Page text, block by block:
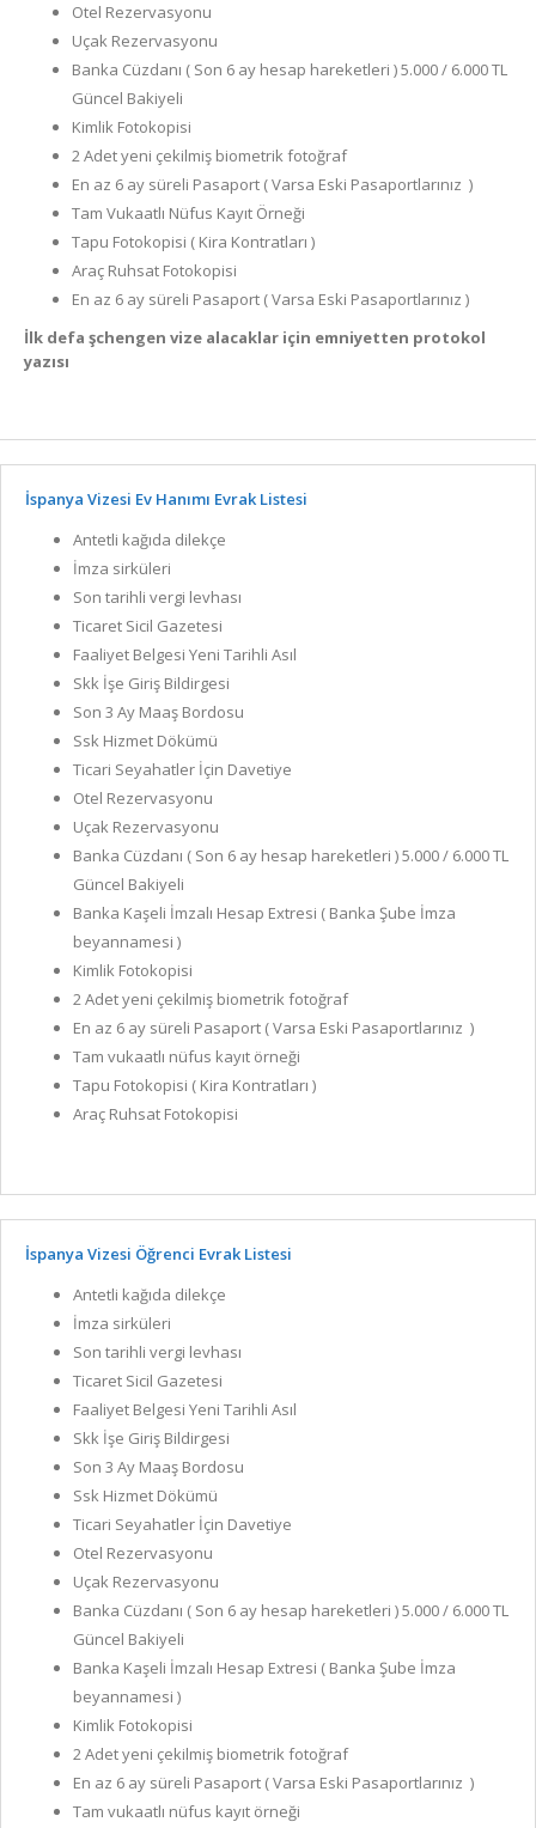
Otel Rezervasyonu
Uçak Rezervasyonu
Banka Cüzdanı ( Son 6 ay hesap hareketleri ) 5.000 / 6.000 TL
Güncel Bakiyeli
Kimlik Fotokopisi
2 Adet yeni çekilmiş biometrik fotoğraf
En az 6 ay süreli Pasaport ( Varsa Eski Pasaportlarınız )
Tam Vukaatlı Nüfus Kayıt Örneği
Tapu Fotokopisi ( Kira Kontratları )
Araç Ruhsat Fotokopisi
En az 6 ay süreli Pasaport ( Varsa Eski Pasaportlarınız )
İlk defa şchengen vize alacaklar için emniyetten protokol
yazısı
İspanya Vizesi Ev Hanımı Evrak Listesi
Antetli kağıda dilekçe
İmza sirküleri
Son tarihli vergi levhası
Ticaret Sicil Gazetesi
Faaliyet Belgesi Yeni Tarihli Asıl
Skk İşe Giriş Bildirgesi
Son 3 Ay Maaş Bordosu
Ssk Hizmet Dökümü
Ticari Seyahatler İçin Davetiye
Otel Rezervasyonu
Uçak Rezervasyonu
Banka Cüzdanı ( Son 6 ay hesap hareketleri ) 5.000 / 6.000 TL
Güncel Bakiyeli
Banka Kaşeli İmzalı Hesap Extresi ( Banka Şube İmza
beyannamesi )
Kimlik Fotokopisi
2 Adet yeni çekilmiş biometrik fotoğraf
En az 6 ay süreli Pasaport ( Varsa Eski Pasaportlarınız )
Tam vukaatlı nüfus kayıt örneği
Tapu Fotokopisi ( Kira Kontratları )
Araç Ruhsat Fotokopisi
İspanya Vizesi Öğrenci Evrak Listesi
Antetli kağıda dilekçe
İmza sirküleri
Son tarihli vergi levhası
Ticaret Sicil Gazetesi
Faaliyet Belgesi Yeni Tarihli Asıl
Skk İşe Giriş Bildirgesi
Son 3 Ay Maaş Bordosu
Ssk Hizmet Dökümü
Ticari Seyahatler İçin Davetiye
Otel Rezervasyonu
Uçak Rezervasyonu
Banka Cüzdanı ( Son 6 ay hesap hareketleri ) 5.000 / 6.000 TL
Güncel Bakiyeli
Banka Kaşeli İmzalı Hesap Extresi ( Banka Şube İmza
beyannamesi )
Kimlik Fotokopisi
2 Adet yeni çekilmiş biometrik fotoğraf
En az 6 ay süreli Pasaport ( Varsa Eski Pasaportlarınız )
Tam vukaatlı nüfus kayıt örneği